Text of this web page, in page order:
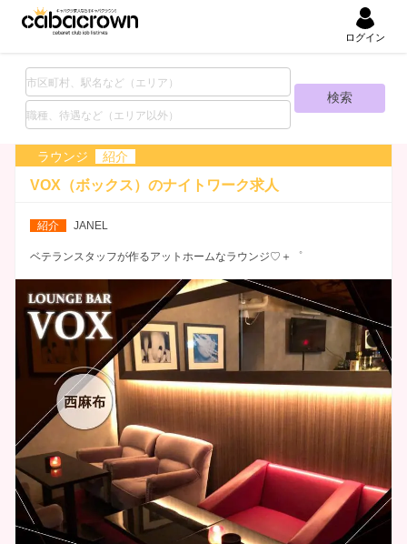
ログイン
ラウンジ 紹介
VOX（ボックス）のナイトワーク求人
紹介 JANEL
ベテランスタッフが作るアットホームなラウンジ♡＋゜